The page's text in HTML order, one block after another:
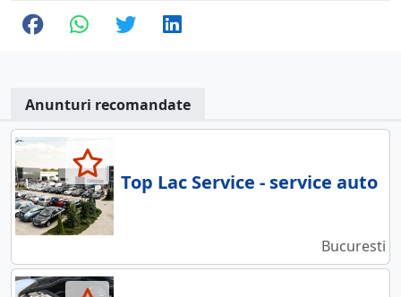
Anunturi recomandate
Top Lac Service - service auto
Bucuresti